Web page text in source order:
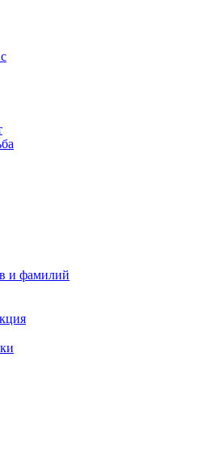
и фамилий